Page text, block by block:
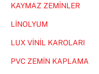
KAYMAZ ZEMİNLER
LİNOLYUM
LUX VİNİL KAROLARI
PVC ZEMİN KAPLAMA